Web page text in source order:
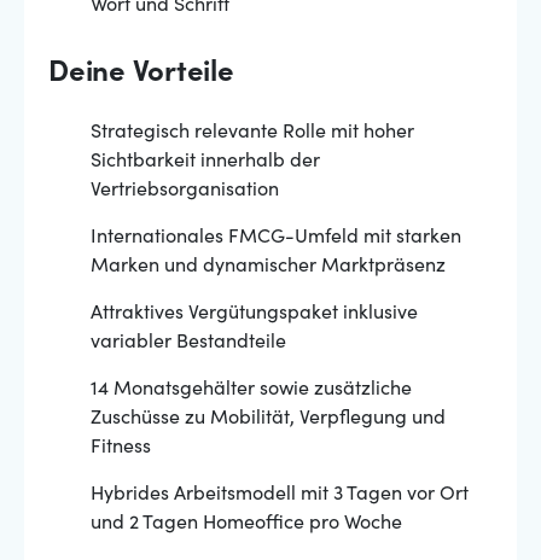
Wort und Schrift
Deine Vorteile
Strategisch relevante Rolle mit hoher
Sichtbarkeit innerhalb der
Vertriebsorganisation
Internationales FMCG-Umfeld mit starken
Marken und dynamischer Marktpräsenz
Attraktives Vergütungspaket inklusive
variabler Bestandteile
14 Monatsgehälter sowie zusätzliche
Zuschüsse zu Mobilität, Verpflegung und
Fitness
Hybrides Arbeitsmodell mit 3 Tagen vor Ort
und 2 Tagen Homeoffice pro Woche